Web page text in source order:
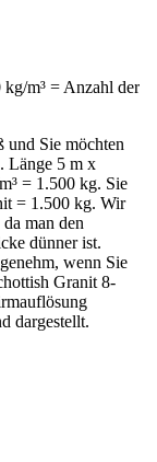
m³ = Anzahl der
und Sie möchten
Länge 5 m x
= 1.500 kg. Sie
= 1.500 kg. Wir
man den
dünner ist.
wenn Sie
Granit 8-
dargestellt.